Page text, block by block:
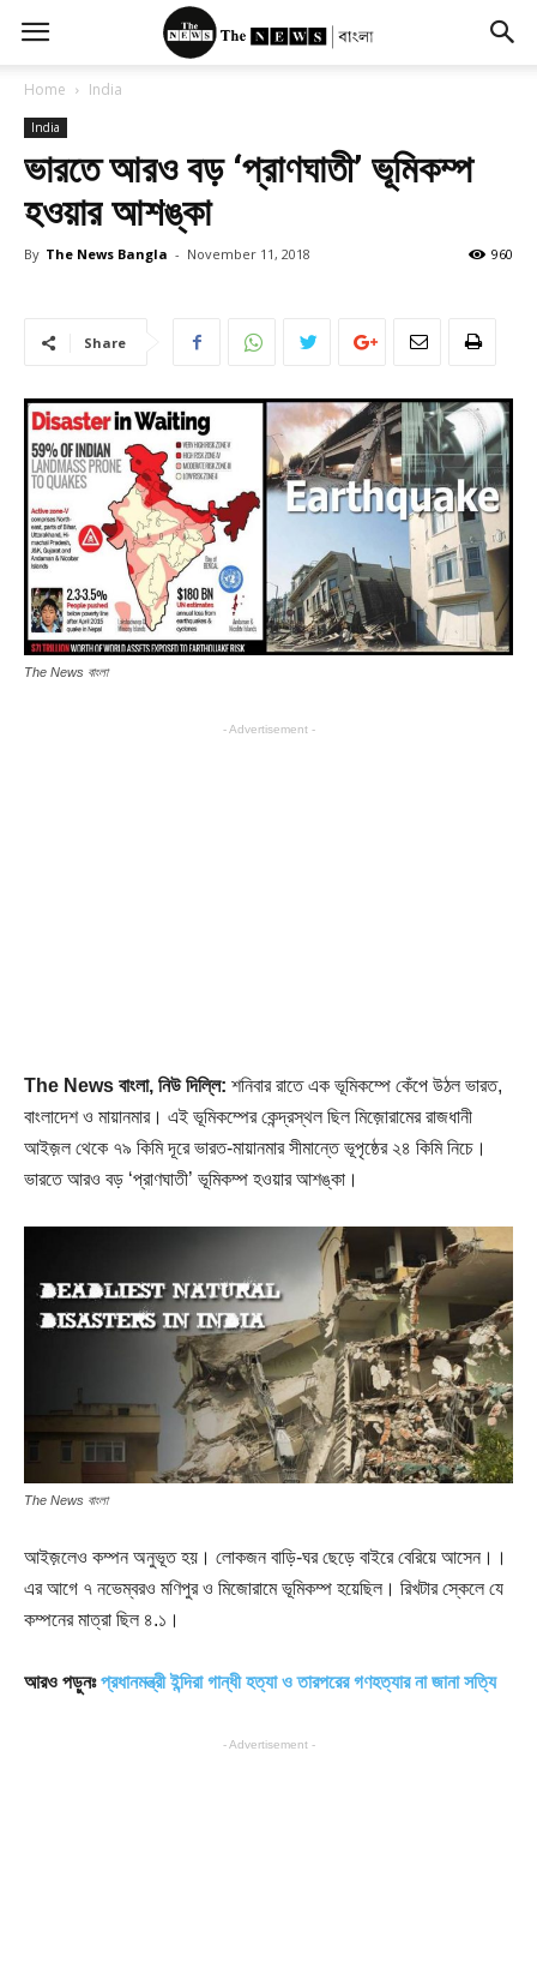
Home India
India
ভারতে আরও বড় ‘প্রাণঘাতী’ ভূমিকম্প
হওয়ার আশঙ্কা
By The News Bangla - November 11, 2018 960
Share
The News বাংলা
- Advertisement -
The News বাংলা, নিউ দিল্লি: শনিবার রাতে এক ভূমিকম্পে কেঁপে উঠল ভারত,
বাংলাদেশ ও মায়ানমার। এই ভূমিকম্পের কেন্দ্রস্থল ছিল মিজ়োরামের রাজধানী
আইজ়ল থেকে ৭৯ কিমি দূরে ভারত-মায়ানমার সীমান্তে ভূপৃষ্ঠের ২৪ কিমি নিচে।
ভারতে আরও বড় ‘প্রাণঘাতী’ ভূমিকম্প হওয়ার আশঙ্কা।
The News বাংলা
আইজ়লেও কম্পন অনুভূত হয়। লোকজন বাড়ি-ঘর ছেড়ে বাইরে বেরিয়ে আসেন।।
এর আগে ৭ নভেম্বরও মণিপুর ও মিজোরামে ভূমিকম্প হয়েছিল। রিখটার স্কেলে যে
কম্পনের মাত্রা ছিল ৪.১।
আরও পড়ুনঃপ্রধানমন্ত্রী ইন্দিরা গান্ধী হত্যা ও তারপরের গণহত্যার না জানা সত্যি
- Advertisement -